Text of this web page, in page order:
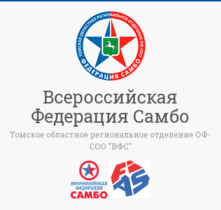
Всероссийская
Федерация Самбо
Томское областное региональное отделение ОФ-
СОО "ВФС"